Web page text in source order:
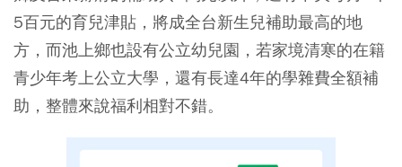
5百元的育兒津貼，將成全台新生兒補助最高的地
方，而池上鄉也設有公立幼兒園，若家境清寒的在籍
青少年考上公立大學，還有長達4年的學雜費全額補
助，整體來說福利相對不錯。